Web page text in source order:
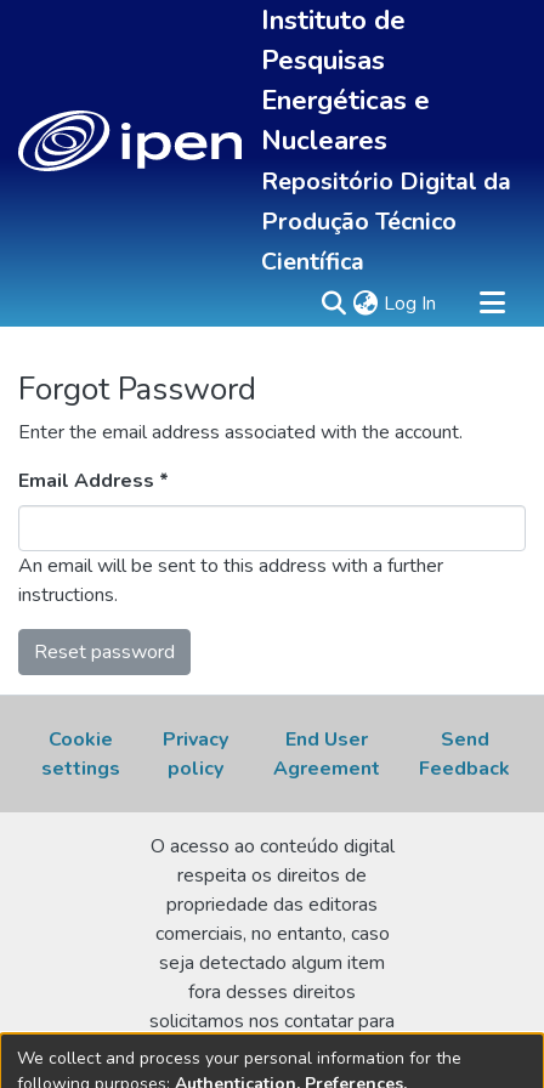
Instituto de
Pesquisas
Energéticas e
Nucleares
Repositório Digital da
Produção Técnico
Científica
Log In (current)
Sobre
Communities & Collections
Forgot Password
Enter the email address associated with the account.
Email Address *
An email will be sent to this address with a further
instructions.
Reset password
Cookie
settings
Privacy
policy
End User
Agreement
Send
Feedback
O acesso ao conteúdo digital
respeita os direitos de
propriedade das editoras
comerciais, no entanto, caso
seja detectado algum item
fora desses direitos
solicitamos nos contatar para
realizar a regularização.
We collect and process your personal information for the